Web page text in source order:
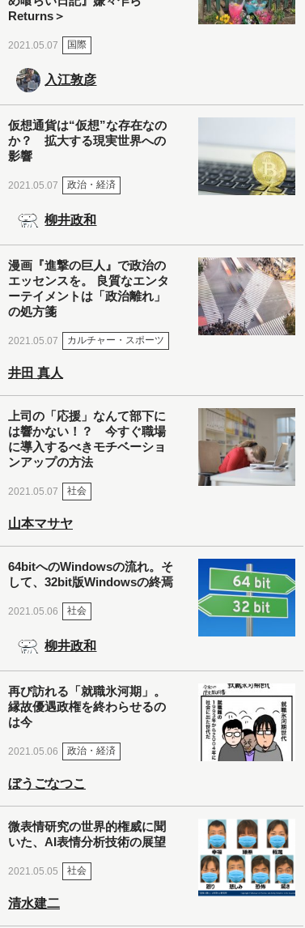
Returns＞
2021.05.07 国際
入江敦彦
仮想通貨は“仮想”な存在なの
か？ 拡大する現実世界への
影響
2021.05.07 政治・経済
柳井政和
漫画『進撃の巨人』で政治の
エッセンスを。 良質なエンタ
ーテイメントは「政治離れ」
の処方箋
2021.05.07 カルチャー・スポーツ
井田 真人
上司の「応援」なんて部下に
は響かない！？ 今すぐ職場
に導入するべきモチベーショ
ンアップの方法
2021.05.07 社会
山本マサヤ
64bitへのWindowsの流れ。そ
して、32bit版Windowsの終焉
2021.05.06 社会
柳井政和
再び訪れる「就職氷河期」。
縁故優遇政権を終わらせるの
は今
2021.05.06 政治・経済
ぼうごなつこ
微表情研究の世界的権威に聞
いた、AI表情分析技術の展望
2021.05.05 社会
清水建二